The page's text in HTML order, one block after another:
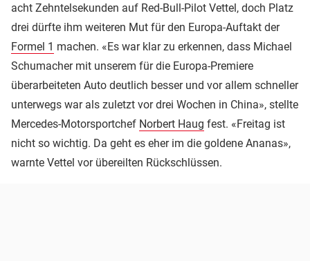
acht Zehntelsekunden auf Red-Bull-Pilot Vettel, doch Platz
drei dürfte ihm weiteren Mut für den Europa-Auftakt der
Formel 1 machen. «Es war klar zu erkennen, dass Michael
Schumacher mit unserem für die Europa-Premiere
überarbeiteten Auto deutlich besser und vor allem schneller
unterwegs war als zuletzt vor drei Wochen in China», stellte
Mercedes-Motorsportchef Norbert Haug fest. «Freitag ist
nicht so wichtig. Da geht es eher im die goldene Ananas»,
warnte Vettel vor übereilten Rückschlüssen.